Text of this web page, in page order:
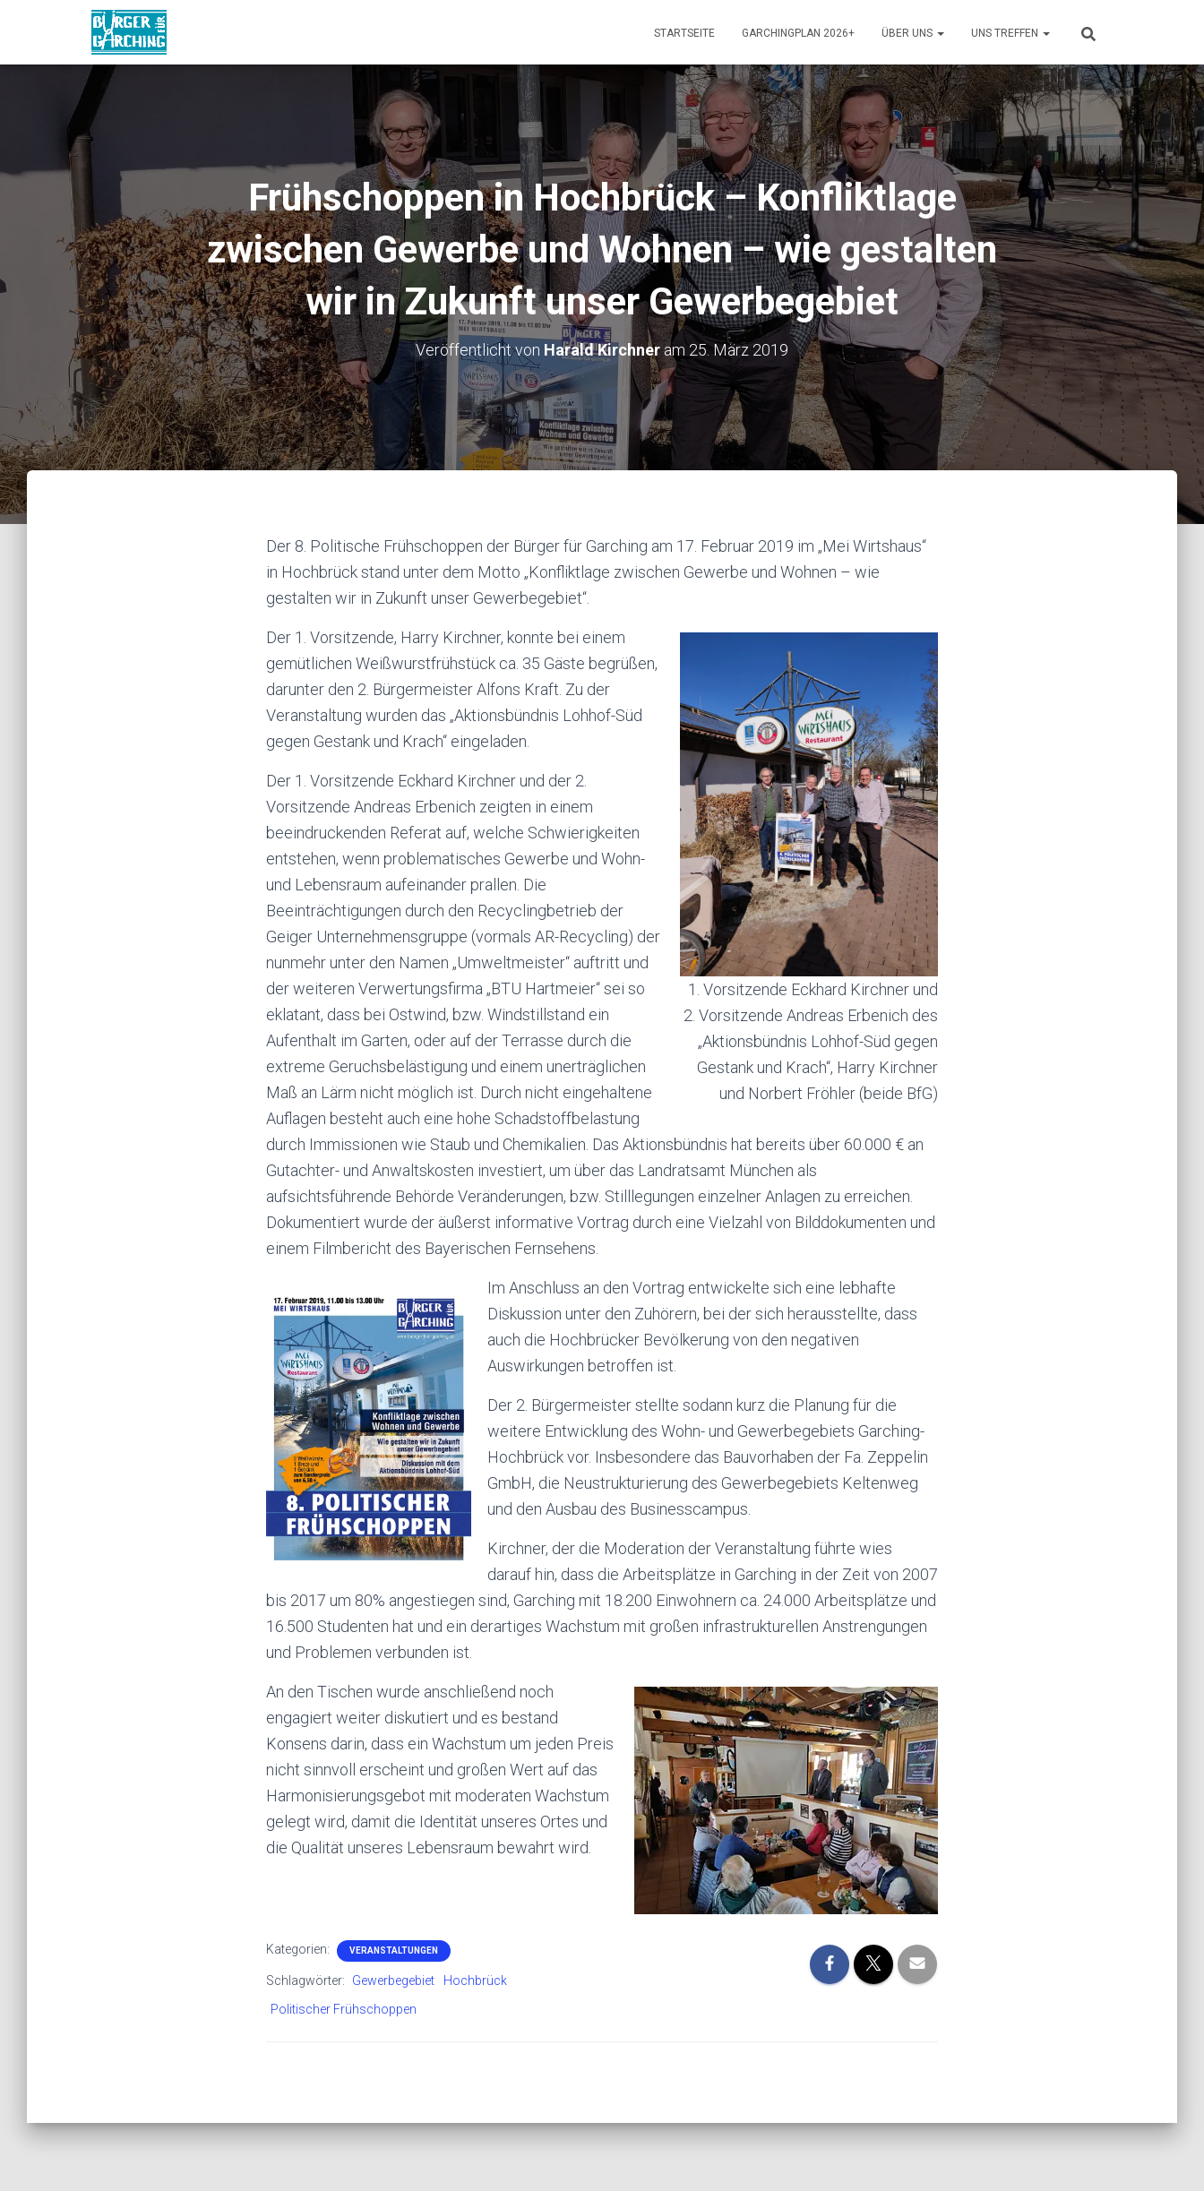
STARTSEITE GARCHINGPLAN 2026+ ÜBER UNS UNS TREFFEN
Frühschoppen in Hochbrück – Konfliktlage
zwischen Gewerbe und Wohnen – wie gestalten
wir in Zukunft unser Gewerbegebiet
Veröffentlicht von Harald Kirchneram 25. März 2019
Der 8. Politische Frühschoppen der Bürger für Garching am 17. Februar 2019 im „Mei Wirtshaus“
in Hochbrück stand unter dem Motto „Konfliktlage zwischen Gewerbe und Wohnen – wie
gestalten wir in Zukunft unser Gewerbegebiet“.
1. Vorsitzende Eckhard Kirchner und
2. Vorsitzende Andreas Erbenich des
„Aktionsbündnis Lohhof-Süd gegen
Gestank und Krach“, Harry Kirchner
und Norbert Fröhler (beide BfG)
Der 1. Vorsitzende, Harry Kirchner, konnte bei einem
gemütlichen Weißwurstfrühstück ca. 35 Gäste begrüßen,
darunter den 2. Bürgermeister Alfons Kraft. Zu der
Veranstaltung wurden das „Aktionsbündnis Lohhof-Süd
gegen Gestank und Krach“ eingeladen.
Der 1. Vorsitzende Eckhard Kirchner und der 2.
Vorsitzende Andreas Erbenich zeigten in einem
beeindruckenden Referat auf, welche Schwierigkeiten
entstehen, wenn problematisches Gewerbe und Wohn-
und Lebensraum aufeinander prallen. Die
Beeinträchtigungen durch den Recyclingbetrieb der
Geiger Unternehmensgruppe (vormals AR-Recycling) der
nunmehr unter den Namen „Umweltmeister“ auftritt und
der weiteren Verwertungsfirma „BTU Hartmeier“ sei so
eklatant, dass bei Ostwind, bzw. Windstillstand ein
Aufenthalt im Garten, oder auf der Terrasse durch die
extreme Geruchsbelästigung und einem unerträglichen
Maß an Lärm nicht möglich ist. Durch nicht eingehaltene
Auflagen besteht auch eine hohe Schadstoffbelastung
durch Immissionen wie Staub und Chemikalien. Das Aktionsbündnis hat bereits über 60.000 € an
Gutachter- und Anwaltskosten investiert, um über das Landratsamt München als
aufsichtsführende Behörde Veränderungen, bzw. Stilllegungen einzelner Anlagen zu erreichen.
Dokumentiert wurde der äußerst informative Vortrag durch eine Vielzahl von Bilddokumenten und
einem Filmbericht des Bayerischen Fernsehens.
Im Anschluss an den Vortrag entwickelte sich eine lebhafte
Diskussion unter den Zuhörern, bei der sich herausstellte, dass
auch die Hochbrücker Bevölkerung von den negativen
Auswirkungen betroffen ist.
Der 2. Bürgermeister stellte sodann kurz die Planung für die
weitere Entwicklung des Wohn- und Gewerbegebiets Garching-
Hochbrück vor. Insbesondere das Bauvorhaben der Fa. Zeppelin
GmbH, die Neustrukturierung des Gewerbegebiets Keltenweg
und den Ausbau des Businesscampus.
Kirchner, der die Moderation der Veranstaltung führte wies
darauf hin, dass die Arbeitsplätze in Garching in der Zeit von 2007
bis 2017 um 80% angestiegen sind, Garching mit 18.200 Einwohnern ca. 24.000 Arbeitsplätze und
16.500 Studenten hat und ein derartiges Wachstum mit großen infrastrukturellen Anstrengungen
und Problemen verbunden ist.
An den Tischen wurde anschließend noch
engagiert weiter diskutiert und es bestand
Konsens darin, dass ein Wachstum um jeden Preis
nicht sinnvoll erscheint und großen Wert auf das
Harmonisierungsgebot mit moderaten Wachstum
gelegt wird, damit die Identität unseres Ortes und
die Qualität unseres Lebensraum bewahrt wird.
Kategorien: VERANSTALTUNGEN
Schlagwörter: Gewerbegebiet
Hochbrück
Politischer Frühschoppen